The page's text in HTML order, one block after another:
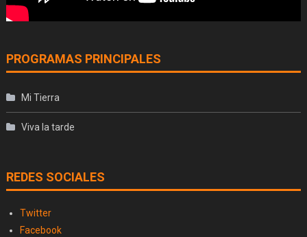
PROGRAMAS PRINCIPALES
Mi Tierra
Viva la tarde
REDES SOCIALES
Twitter
Facebook